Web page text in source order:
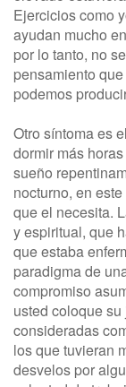
Ejercicios como
ayudan mucho
por lo tanto, no
pensamiento
podemos
Otro síntoma es
dormir más
sueño
nocturno, en
que el necesita.
y espiritual, que
que estaba
paradigma de
compromiso
usted coloque
consideradas
los que tuvieran
desvelos por